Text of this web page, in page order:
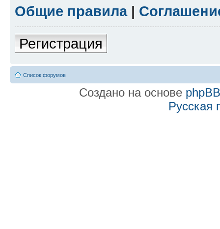
Общие правила|
Регистрация
Список форумов
Создано на основе phpBB
Русская